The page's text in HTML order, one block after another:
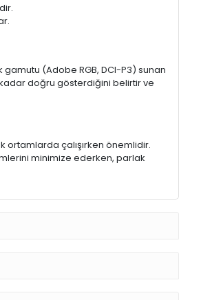
gamutu (Adobe RGB, DCI-P3) sunan
doğru gösterdiğini belirtir ve
ortamlarda çalışırken önemlidir.
minimize ederken, parlak